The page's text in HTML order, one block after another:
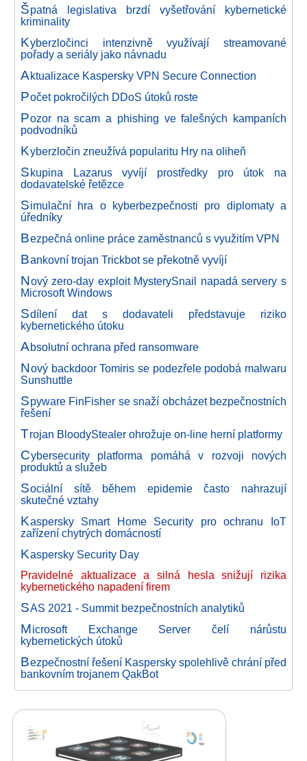
Špatná legislativa brzdí vyšetřování kybernetické
kriminality
Kyberzločinci intenzivně využívají streamované
pořady a seriály jako návnadu
Aktualizace Kaspersky VPN Secure Connection
Počet pokročilých DDoS útoků roste
Pozor na scam a phishing ve falešných kampaních
podvodníků
Kyberzločin zneužívá popularitu Hry na oliheň
Skupina Lazarus vyvíjí prostředky pro útok na
dodavatelské řetězce
Simulační hra o kyberbezpečnosti pro diplomaty a
úředníky
Bezpečná online práce zaměstnanců s využitím VPN
Bankovní trojan Trickbot se překotně vyvíjí
Nový zero-day exploit MysterySnail napadá servery s
Microsoft Windows
Sdílení dat s dodavateli představuje riziko
kybernetického útoku
Absolutní ochrana před ransomware
Nový backdoor Tomiris se podezřele podobá malwaru
Sunshuttle
Spyware FinFisher se snaží obcházet bezpečnostních
řešení
Trojan BloodyStealer ohrožuje on-line herní platformy
Cybersecurity platforma pomáhá v rozvoji nových
produktů a služeb
Sociální sítě během epidemie často nahrazují
skutečné vztahy
Kaspersky Smart Home Security pro ochranu IoT
zařízení chytrých domácností
Kaspersky Security Day
Pravidelné aktualizace a silná hesla snižují rizika
kybernetického napadení firem
SAS 2021 - Summit bezpečnostních analytiků
Microsoft Exchange Server čelí nárůstu
kybernetických útoků
Bezpečnostní řešení Kaspersky spolehlivě chrání před
bankovním trojanem QakBot